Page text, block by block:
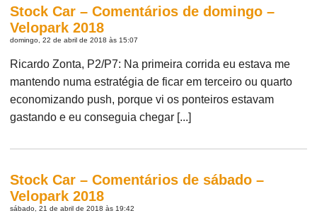
Stock Car – Comentários de domingo –
Velopark 2018
domingo, 22 de abril de 2018 às 15:07
Ricardo Zonta, P2/P7: Na primeira corrida eu estava me
mantendo numa estratégia de ficar em terceiro ou quarto
economizando push, porque vi os ponteiros estavam
gastando e eu conseguia chegar [...]
Stock Car – Comentários de sábado –
Velopark 2018
sábado, 21 de abril de 2018 às 19:42